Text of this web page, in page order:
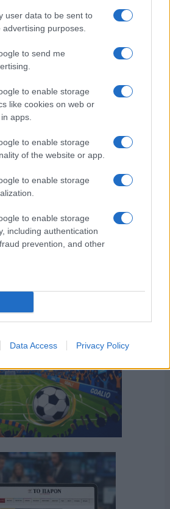
user data to be sent to
purposes.
to send me
to enable storage
like cookies on web or
apps.
to enable storage
of the website or app.
to enable storage
to enable storage
including authentication
prevention, and other
Data Access Privacy Policy
ορισμένοι εκ των οποίων
το παρόν. Λέγεται πως ο Ιβάν Σαββίδης
[…]